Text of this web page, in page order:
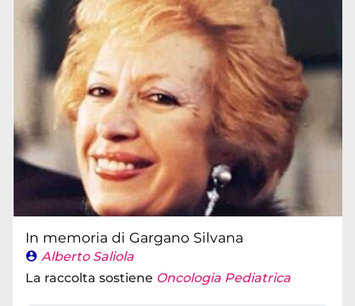
In memoria di Gargano Silvana
Alberto Saliola
La raccolta sostiene Oncologia Pediatrica